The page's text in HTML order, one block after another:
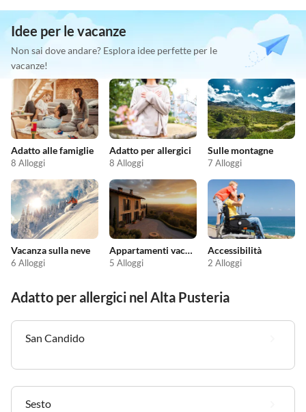
Idee per le vacanze
Non sai dove andare? Esplora idee perfette per le
vacanze!
Adatto alle famiglie
8 Alloggi
Adatto per allergici
8 Alloggi
Sulle montagne
7 Alloggi
Vacanza sulla neve
6 Alloggi
Appartamenti vacanze economici
5 Alloggi
Accessibilità
2 Alloggi
Adatto per allergici nel Alta Pusteria
San Candido
Sesto